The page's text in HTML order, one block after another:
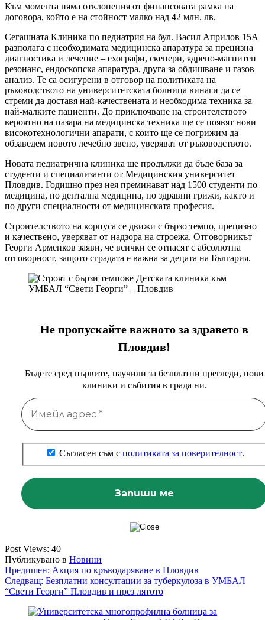
Към момента няма отклонения от финансовата рамка на
договора, който е на стойност малко над 42 млн. лв.
Сегашната Клиника по педиатрия на бул. Васил Априлов 15А
разполага с необходимата медицинска апаратура за прецизна
диагностика и лечение – ехографи, скенери, ядрено-магнитен
резонанс, ендоскопска апаратура, друга за обдишване и газов
анализ. Те са осигурени в отговор на политиката на
ръководството на университетската болница винаги да се
стреми да доставя най-качествената и необходима техника за
най-малките пациенти. До приключване на строителството
вероятно на пазара на медицинска техника ще се появят нови
високотехнологични апарати, с които ще се погрижим да
обзаведем новото лечебно звено, уверяват от ръководството.
Новата педиатрична клиника ще продължи да бъде база за
студенти и специализанти от Медицинския университет
Пловдив. Годишно през нея преминават над 1500 студенти по
медицина, по дентална медицина, по здравни грижи, както и
по други специалности от медицинската професия.
Строителството на корпуса се движи с бързо темпо, прецизно
и качествено, уверяват от надзора на строежа. Отговорникът
Георги Арменков заяви, че всички се отнасят с абсолютна
отговорност, защото сградата е важна за децата на България.
Не пропускайте важното за здравето в
Пловдив!
Бъдете сред първите, научили за безплатни прегледи, нови
клиники и събития в града ни.
Съгласен съм с политиката за поверителност.
Post Views: 40
Публикувано в Новини
Навигация
Предишен: Акция по кръводаряване в Пловдив
Следващ: Безплатни консултации за туберкулоза в УМБАЛ
“Свети Георги” Пловдив и през лятото